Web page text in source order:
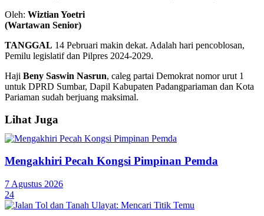
Oleh: Wiztian Yoetri
(Wartawan Senior)
TANGGAL 14 Pebruari makin dekat. Adalah hari pencoblosan,
Pemilu legislatif dan Pilpres 2024-2029.
Haji Beny Saswin Nasrun, caleg partai Demokrat nomor urut 1
untuk DPRD Sumbar, Dapil Kabupaten Padangpariaman dan Kota
Pariaman sudah berjuang maksimal.
Lihat Juga
Mengakhiri Pecah Kongsi Pimpinan Pemda
7 Agustus 2026
24